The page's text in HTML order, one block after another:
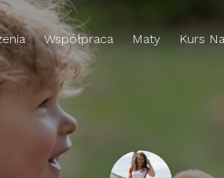
Współpraca Maty Kurs